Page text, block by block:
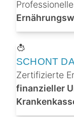
SCHONT
Zertifizierte
finanzieller